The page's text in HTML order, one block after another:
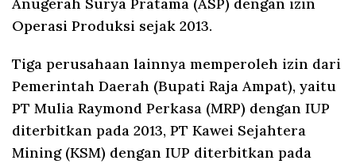
Operasi Produksi sejak 2013.
Tiga perusahaan lainnya memperoleh izin dari
Pemerintah Daerah (Bupati Raja Ampat), yaitu
PT Mulia Raymond Perkasa (MRP) dengan IUP
diterbitkan pada 2013, PT Kawei Sejahtera
Mining (KSM) dengan IUP diterbitkan pada